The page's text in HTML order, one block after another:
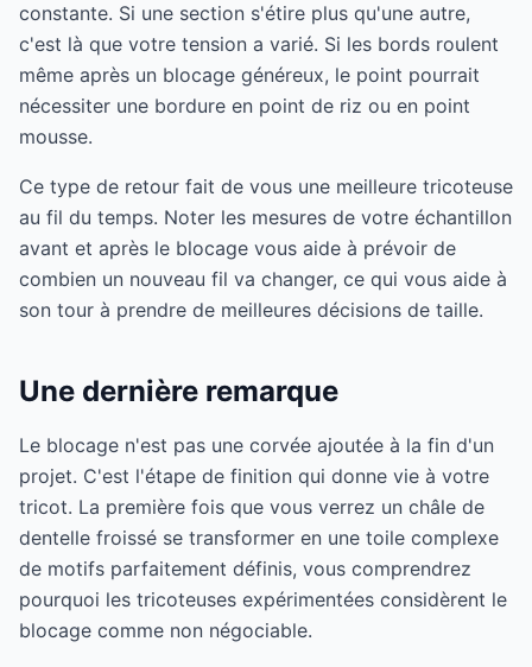
constante. Si une section s'étire plus qu'une autre,
c'est là que votre tension a varié. Si les bords roulent
même après un blocage généreux, le point pourrait
nécessiter une bordure en point de riz ou en point
mousse.
Ce type de retour fait de vous une meilleure tricoteuse
au fil du temps. Noter les mesures de votre échantillon
avant et après le blocage vous aide à prévoir de
combien un nouveau fil va changer, ce qui vous aide à
son tour à prendre de meilleures décisions de taille.
Une dernière remarque
Le blocage n'est pas une corvée ajoutée à la fin d'un
projet. C'est l'étape de finition qui donne vie à votre
tricot. La première fois que vous verrez un châle de
dentelle froissé se transformer en une toile complexe
de motifs parfaitement définis, vous comprendrez
pourquoi les tricoteuses expérimentées considèrent le
blocage comme non négociable.